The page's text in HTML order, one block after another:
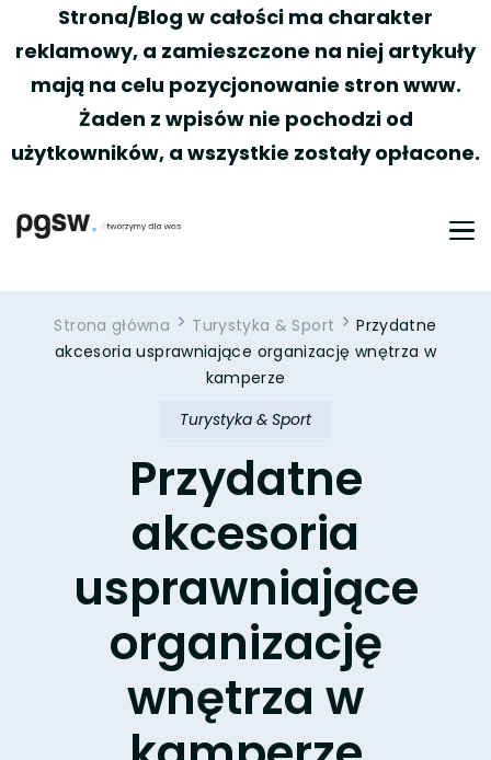
Strona/Blog w całości ma charakter
reklamowy, a zamieszczone na niej artykuły
mają na celu pozycjonowanie stron www.
Żaden z wpisów nie pochodzi od
użytkowników, a wszystkie zostały opłacone.
Strona główna Turystyka & Sport
Przydatne
akcesoria usprawniające organizację wnętrza w
kamperze
Turystyka & Sport
Przydatne
akcesoria
usprawniające
organizację
wnętrza w